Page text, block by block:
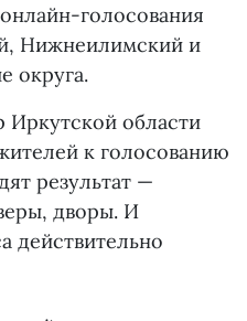
голосования
Нижнеилимский и
округа.
Иркутской области
к голосованию
результат —
дворы. И
действительно